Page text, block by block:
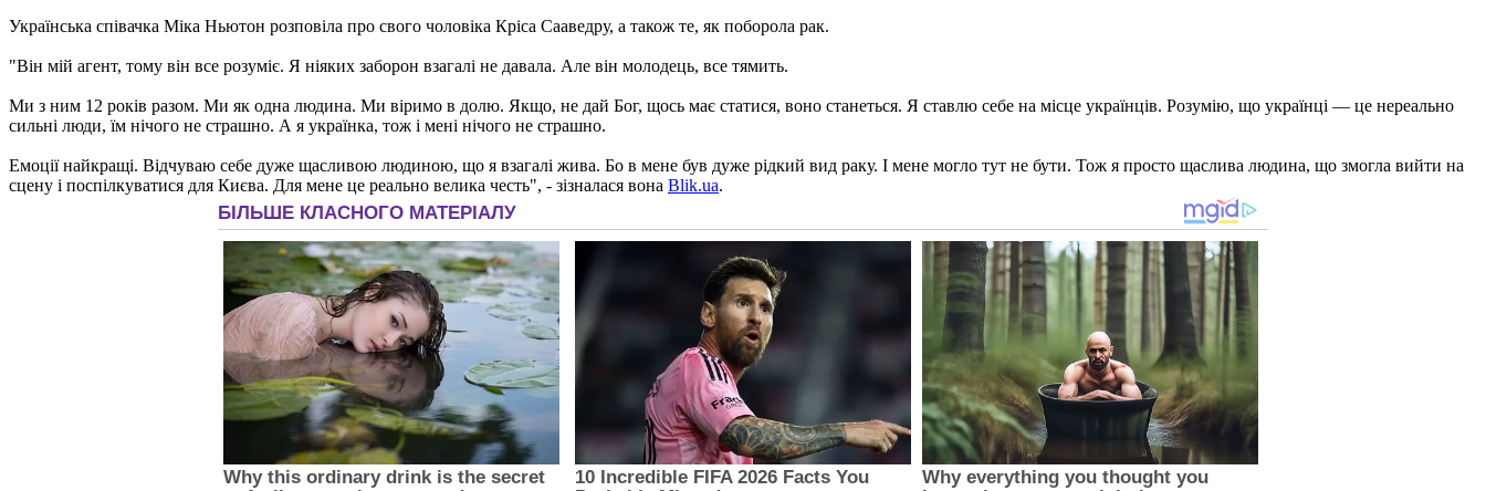
Українська співачка Міка Ньютон розповіла про свого чоловіка Кріса Сааведру, а також те, як поборола рак.
"Він мій агент, тому він все розуміє. Я ніяких заборон взагалі не давала. Але він молодець, все тямить.
Ми з ним 12 років разом. Ми як одна людина. Ми віримо в долю. Якщо, не дай Бог, щось має статися, воно станеться. Я ставлю себе на місце українців. Розумію, що українці — це нереально
сильні люди, їм нічого не страшно. А я українка, тож і мені нічого не страшно.
Емоції найкращі. Відчуваю себе дуже щасливою людиною, що я взагалі жива. Бо в мене був дуже рідкий вид раку. І мене могло тут не бути. Тож я просто щаслива людина, що змогла вийти на
сцену і поспілкуватися для Києва. Для мене це реально велика честь", - зізналася вона Blik.ua.